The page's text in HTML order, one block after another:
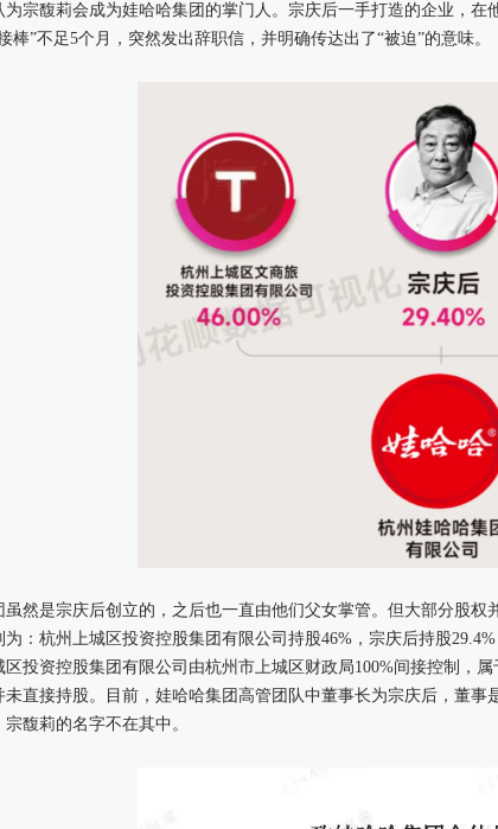
为宗馥莉会成为娃哈哈集团的掌门人。宗庆后一手打造的企业，
棒”不足5个月，突然发出辞职信，并明确传达出了“被迫”的意味。
虽然是宗庆后创立的，之后也一直由他们父女掌管。但大部分股
为：杭州上城区投资控股集团有限公司持股46%，宗庆后持股
区投资控股集团有限公司由杭州市上城区财政局100%间接控制，
未直接持股。目前，娃哈哈集团高管团队中董事长为宗庆后，董事
馥莉的名字不在其中。